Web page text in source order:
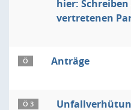
hier:
vertretenen
Ö Anträge
Ö 3